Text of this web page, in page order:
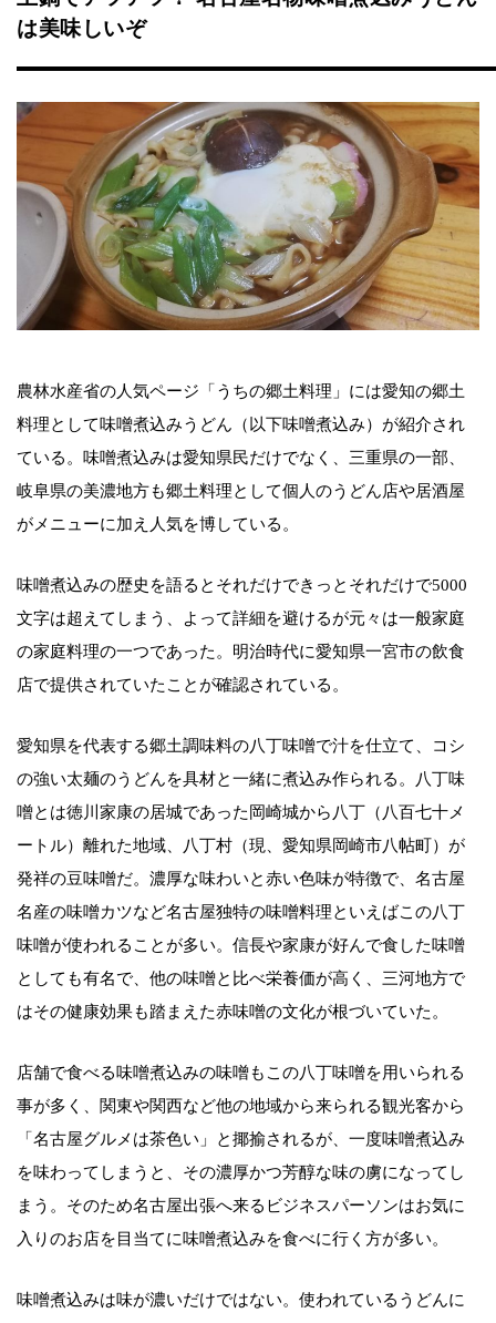
は美味しいぞ
農林水産省の人気ページ「うちの郷土料理」には愛知の郷土
料理として味噌煮込みうどん（以下味噌煮込み）が紹介され
ている。味噌煮込みは愛知県民だけでなく、三重県の一部、
岐阜県の美濃地方も郷土料理として個人のうどん店や居酒屋
がメニューに加え人気を博している。
味噌煮込みの歴史を語るとそれだけできっとそれだけで5000
文字は超えてしまう、よって詳細を避けるが元々は一般家庭
の家庭料理の一つであった。明治時代に愛知県一宮市の飲食
店で提供されていたことが確認されている。
愛知県を代表する郷土調味料の八丁味噌で汁を仕立て、コシ
の強い太麺のうどんを具材と一緒に煮込み作られる。八丁味
噌とは徳川家康の居城であった岡崎城から八丁（八百七十メ
ートル）離れた地域、八丁村（現、愛知県岡崎市八帖町）が
発祥の豆味噌だ。濃厚な味わいと赤い色味が特徴で、名古屋
名産の味噌カツなど名古屋独特の味噌料理といえばこの八丁
味噌が使われることが多い。信長や家康が好んで食した味噌
としても有名で、他の味噌と比べ栄養価が高く、三河地方で
はその健康効果も踏まえた赤味噌の文化が根づいていた。
店舗で食べる味噌煮込みの味噌もこの八丁味噌を用いられる
事が多く、関東や関西など他の地域から来られる観光客から
「名古屋グルメは茶色い」と揶揄されるが、一度味噌煮込み
を味わってしまうと、その濃厚かつ芳醇な味の虜になってし
まう。そのため名古屋出張へ来るビジネスパーソンはお気に
入りのお店を目当てに味噌煮込みを食べに行く方が多い。
味噌煮込みは味が濃いだけではない。使われているうどんに